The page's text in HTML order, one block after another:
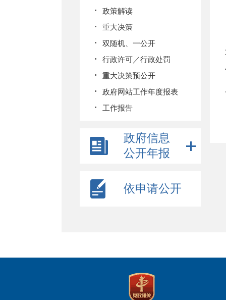
政策解读
重大决策
双随机、一公开
行政许可／行政处罚
重大决策预公开
政府网站工作年度报表
工作报告
政府信息
公开年报
依申请公开